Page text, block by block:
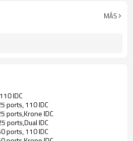
MÁS
IDC
ports, 110 IDC
ports,Krone IDC
ports,Dual IDC
ports, 110 IDC